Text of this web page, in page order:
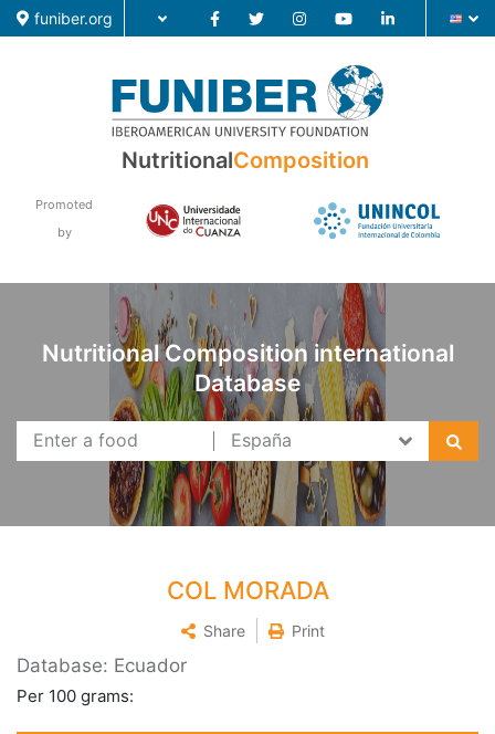
funiber.org
Food Composition
Academic Education
Research
News
NutritionalComposition
Promoted
by
Nutritional Composition international
Database
COL MORADA
Share Print
Database: Ecuador
Per 100 grams: